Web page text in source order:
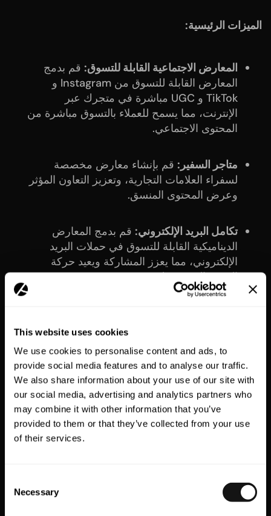
This website uses cookies
We use cookies to personalise content and ads, to
provide social media features and to analyse our traffic.
We also share information about your use of our site with
our social media, advertising and analytics partners who
may combine it with other information that you’ve
provided to them or that they’ve collected from your use
of their services.
Selection
Necessary
الميزات الرئيسية:
المعارض الاجتماعية القابلة للتسوق: قم بدمج
المعارض القابلة للتسوق من Instagram و
TikTok و UGC مباشرة في متجرك عبر
الإنترنت، مما يسمح للعملاء بالتسوق مباشرة من
المحتوى الاجتماعي.
متاجر السفير: قم بإنشاء معارض مخصصة
لسفراء العلامات التجارية، وتعزيز التعاون المؤثر
وعرض المحتوى المنسق.
تكامل البريد الإلكتروني: قم بدمج المعارض
الديناميكية القابلة للتسوق في حملات البريد
الإلكتروني، مما يعزز المشاركة ويعيد حركة
المرور إلى متجرك.
Instagram والوصول إلى التحليلات المتعمقة
لمراقبة الأداء وتحسين استراتيجيات المحتوى
من خلال دمج Foursixty، يمكن للعلامات التجارية دمج
محتوى الوسائط الاجتماعية بسلاسة مع منصات التجارة
الإلكترونية الخاصة بها، مما يخلق تجربة تسوق متماسكة
وتفاعلية يتردد صداها لدى العملاء.